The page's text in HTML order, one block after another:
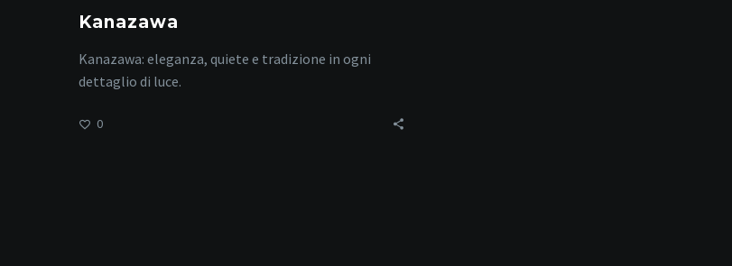
Kanazawa
Kanazawa: eleganza, quiete e tradizione in ogni
dettaglio di luce.
0